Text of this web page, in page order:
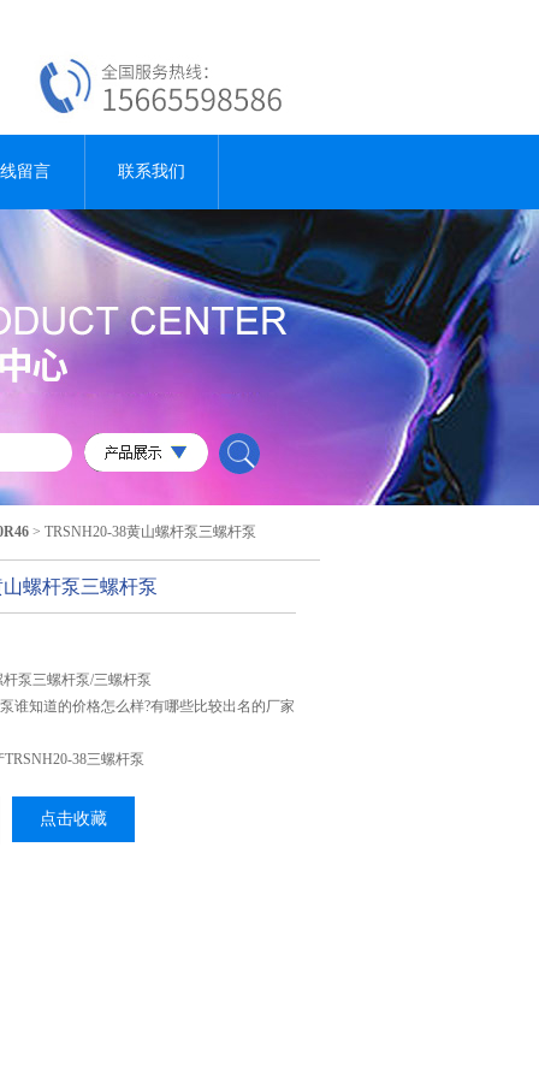
留言 联系我们
> TRSNH20-38黄山螺杆泵三螺杆泵
山螺杆泵三螺杆泵
杆泵三螺杆泵/三螺杆泵
谁知道的价格怎么样?有哪些比较出名的厂家
38三螺杆泵
点击收藏